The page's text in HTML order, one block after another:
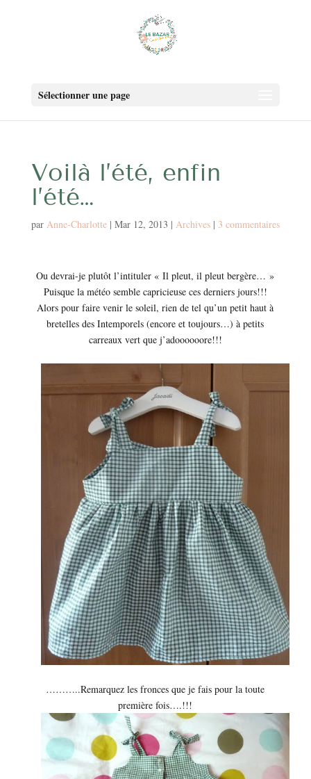
Sélectionner une page
Voilà l’été, enfin
l’été…
par Anne-Charlotte| Mar 12, 2013 | Archives| 3 commentaires
Ou devrai-je plutôt l’intituler « Il pleut, il pleut bergère… »
Puisque la météo semble capricieuse ces derniers jours!!!
Alors pour faire venir le soleil, rien de tel qu’un petit haut à
bretelles des Intemporels (encore et toujours…) à petits
carreaux vert que j’adoooooore!!!
………..Remarquez les fronces que je fais pour la toute
première fois….!!!